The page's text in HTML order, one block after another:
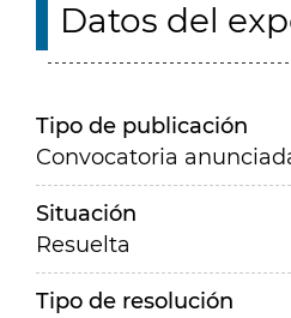
Datos del
Tipo de publicación
Convocatoria
Situación
Resuelta
Tipo de resolución